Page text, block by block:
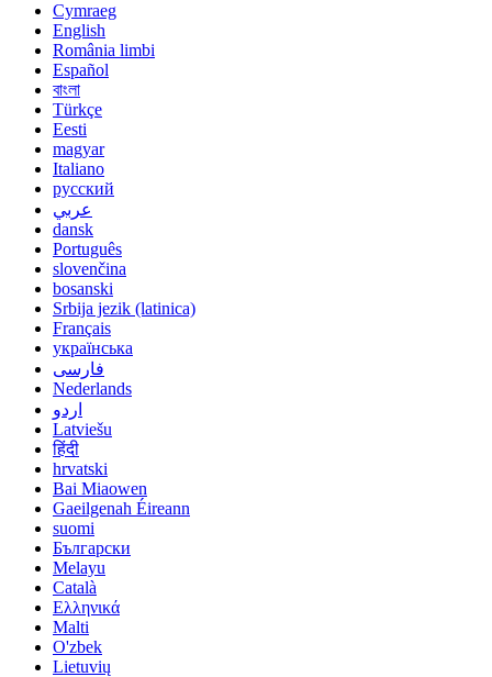
Cymraeg
English
România limbi
Español
বাংলা
Türkçe
Eesti
magyar
Italiano
русский
عربي
dansk
Português
slovenčina
bosanski
Srbija jezik (latinica)
Français
українська
فارسی
Nederlands
اردو
Latviešu
हिंदी
hrvatski
Bai Miaowen
Gaeilgenah Éireann
suomi
Български
Melayu
Català
Ελληνικά
Malti
O'zbek
Lietuvių